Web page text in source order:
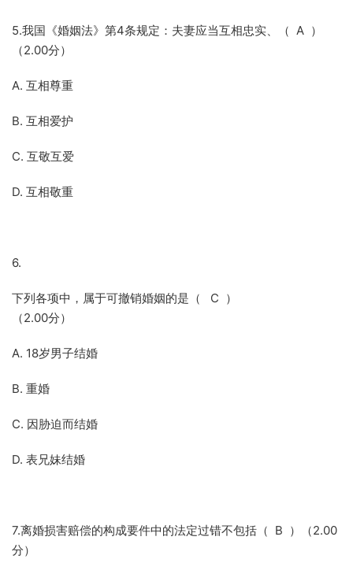
5.我国《婚姻法》第4条规定：夫妻应当互相忠实、（ A ）
（2.00分）
A. 互相尊重
B. 互相爱护
C. 互敬互爱
D. 互相敬重
6.
下列各项中，属于可撤销婚姻的是（ C ）
（2.00分）
A. 18岁男子结婚
B. 重婚
C. 因胁迫而结婚
D. 表兄妹结婚
7.离婚损害赔偿的构成要件中的法定过错不包括（ B ）（2.00
分）